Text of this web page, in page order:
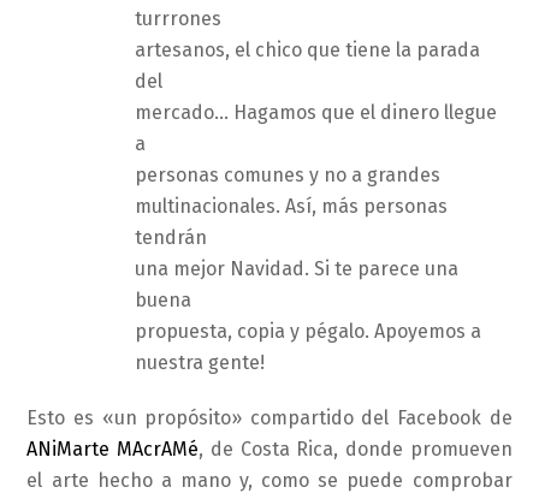
turrrones
artesanos, el chico que tiene la parada
del
mercado… Hagamos que el dinero llegue
a
personas comunes y no a grandes
multinacionales. Así, más personas
tendrán
una mejor Navidad. Si te parece una
buena
propuesta, copia y pégalo. Apoyemos a
nuestra gente!
Esto es «un propósito» compartido del Facebook de
ANiMarte MAcrAMé, de Costa Rica, donde promueven
el arte hecho a mano y, como se puede comprobar